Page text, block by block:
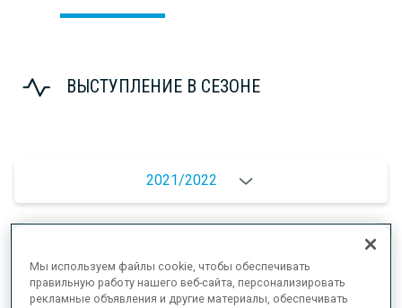
ВЫСТУПЛЕНИЕ В СЕЗОНЕ
2021/2022
РЕЗУЛЬТАТЫ - СРЕДНЕЕ ЗНАЧЕНИЕ
Мы используем файлы cookie, чтобы обеспечивать
правильную работу нашего веб-сайта, персонализировать
рекламные объявления и другие материалы, обеспечивать